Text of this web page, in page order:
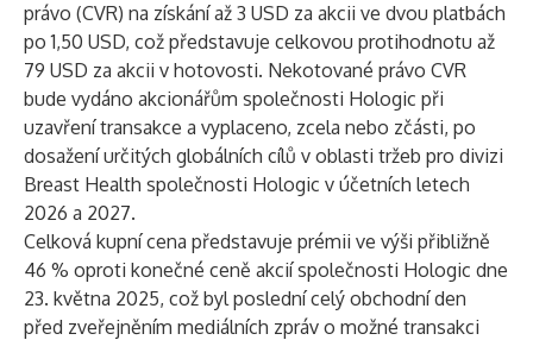
právo (CVR) na získání až 3 USD za akcii ve dvou platbách
po 1,50 USD, což představuje celkovou protihodnotu až
79 USD za akcii v hotovosti. Nekotované právo CVR
bude vydáno akcionářům společnosti Hologic při
uzavření transakce a vyplaceno, zcela nebo zčásti, po
dosažení určitých globálních cílů v oblasti tržeb pro divizi
Breast Health společnosti Hologic v účetních letech
2026 a 2027.
Celková kupní cena představuje prémii ve výši přibližně
46 % oproti konečné ceně akcií společnosti Hologic dne
23. května 2025, což byl poslední celý obchodní den
před zveřejněním mediálních zpráv o možné transakci